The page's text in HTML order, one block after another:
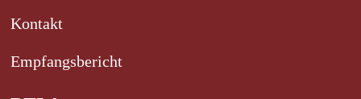
Kontakt
Empfangsbericht